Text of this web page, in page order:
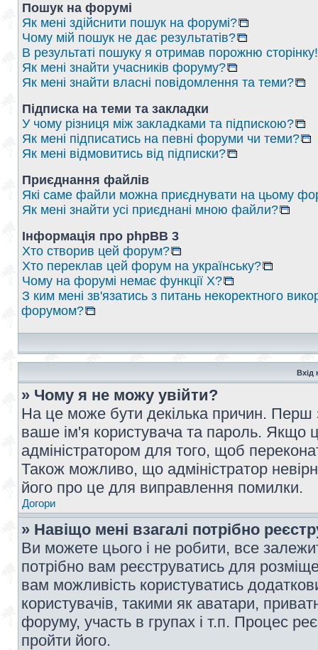
Пошук на форумі
Як мені здійснити пошук на форумі?
Чому мій пошук не дає результатів?
В результаті пошуку я отримав порожню сторінку!
Як мені знайти учасників форуму?
Як мені знайти власні повідомлення та теми?
Підписка на теми та закладки
У чому різниця між закладками та підпискою?
Як мені підписатись на певні форуми чи теми?
Як мені відмовитись від підписки?
Приєднання файлів
Які саме файли можна приєднувати на цьому
Як мені знайти усі приєднані мною файли?
Інформація про phpBB 3
Хто створив цей форум?
Хто переклав цей форум на українську?
Чому на форумі немає функції X?
З ким мені зв'язатись з питань некоректного
форумом?
Вхід
» Чому я не можу увійти?
На це може бути декілька причин. Перш
ваше ім'я користувача та пароль. Якщо
адміністратором для того, щоб
Також можливо, що адміністратор
його про це для виправлення помилки.
Догори
» Навіщо мені взагалі потрібно
Ви можете цього і не робити, все
потрібно вам реєструватись для
вам можливість користуватись
користувачів, такими як аватари,
форуму, участь в групах і т.п. Процес
пройти його.